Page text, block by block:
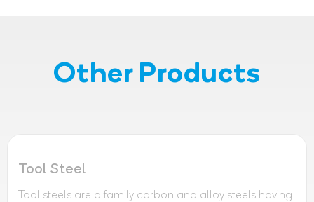
Other Products
Tool Steel
Tool steels are a family carbon and alloy steels having